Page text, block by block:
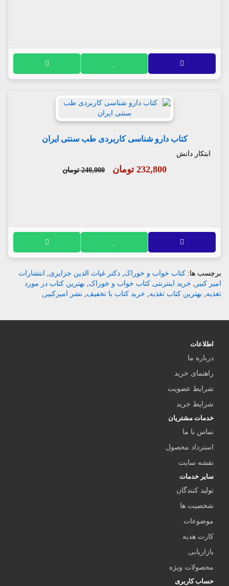
کتاب دارو شناسی کاربردی طب سنتی ایران
ابتکار دانش
232,800 تومان 240,000 تومان
برچسب ها: کتاب خواب و خوراک دکتر غیاث الدین جزایری
انتشارات
امیر کبیر
خرید اینترنتی کتاب خواب و خوراک
بهترین کتاب در مورد
تغذیه
بهترین کتاب تغذیه خرید کتاب با تخفیف نشر امیرکبیر
اطلاعات
درباره ما
راهنمای خرید
شرایط عضویت
شرایط خرید
خدمات مشتریان
تماس با ما
استرداد محصول
نقشه سایت
سایر خدمات
تولید کنندگان
شخصیت ها
موضوعات
کارت هدیه
بازاریابی
محصولات ویژه
حساب کاربری